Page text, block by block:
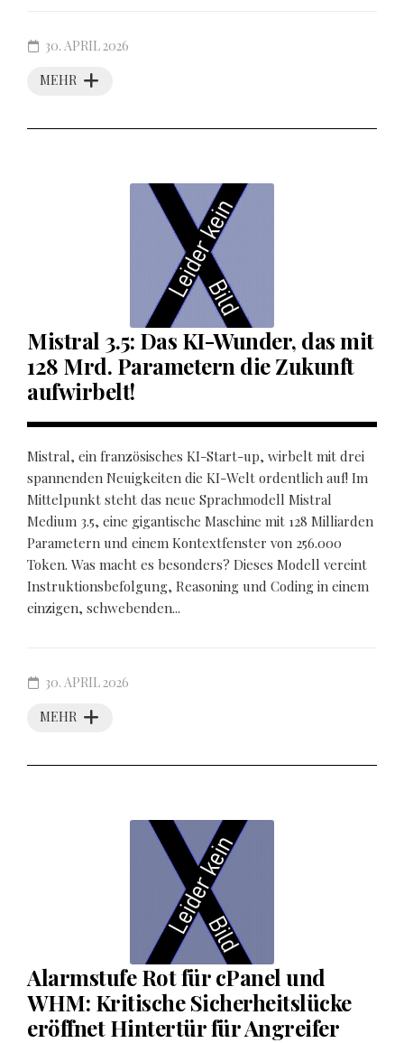
MEHR
30. APRIL 2026
Mistral 3.5: Das KI-Wunder, das mit
128 Mrd. Parametern die Zukunft
aufwirbelt!
Mistral, ein französisches KI-Start-up, wirbelt mit drei
spannenden Neuigkeiten die KI-Welt ordentlich auf! Im
Mittelpunkt steht das neue Sprachmodell Mistral
Medium 3.5, eine gigantische Maschine mit 128 Milliarden
Parametern und einem Kontextfenster von 256.000
Token. Was macht es besonders? Dieses Modell vereint
Instruktionsbefolgung, Reasoning und Coding in einem
einzigen, schwebenden...
MEHR
30. APRIL 2026
Alarmstufe Rot für cPanel und
WHM: Kritische Sicherheitslücke
eröffnet Hintertür für Angreifer